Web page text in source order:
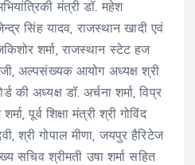
मंत्री डॉ. महेश
सिंह यादव, राजस्थान खादी एवं
शर्मा, राजस्थान स्टेट हज
अल्पसंख्यक आयोग अध्यक्ष श्री
की अध्यक्ष डॉ. अर्चना शर्मा, विप्र
पूर्व शिक्षा मंत्री श्री गोविंद
श्री गोपाल मीणा, जयपुर हैरिटेज
सचिव श्रीमती उषा शर्मा सहित